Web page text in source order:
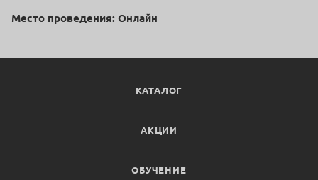
Место проведения: Онлайн
КАТАЛОГ
АКЦИИ
ОБУЧЕНИЕ